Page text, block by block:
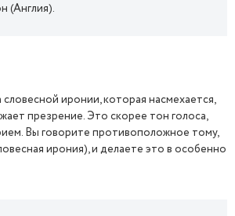
(Англия).
иронии, которая насмехается,
презрение. Это скорее тон голоса,
Вы говорите противоположное тому,
ирония), и делаете это в особенно